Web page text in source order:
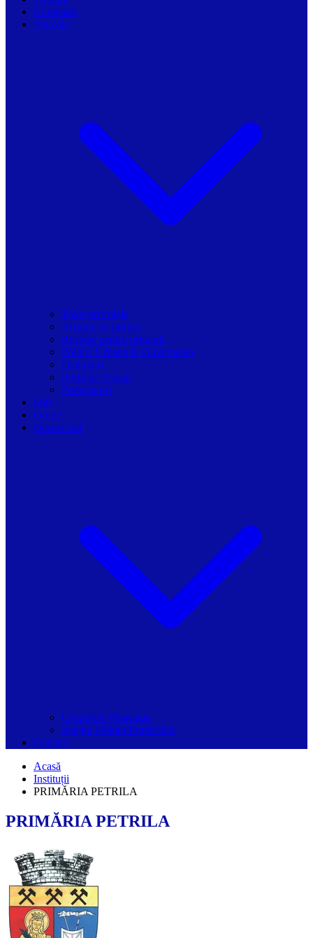
Companii
Articole
Toate articolele
Viziune de primar
Resurse pentru primarii
Politici Urbane & Guvernanta
Dialoguri
Profil de Primar
Podcast-uri
Stiri
Oferte
Despre noi
Grupurile Whatsapp
Spațiul Ghidul Primăriilor
Contact
Acasă
Instituții
PRIMĂRIA PETRILA
PRIMĂRIA PETRILA